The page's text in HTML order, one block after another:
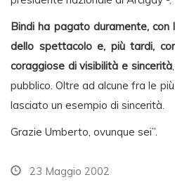
Bindi ha pagato duramente, con
dello spettacolo e, più tardi,
coraggiose di visibilità e sincerità
pubblico. Oltre ad alcune fra le
lasciato un esempio di sincerità.
Grazie Umberto, ovunque sei”.
23 Maggio 2002